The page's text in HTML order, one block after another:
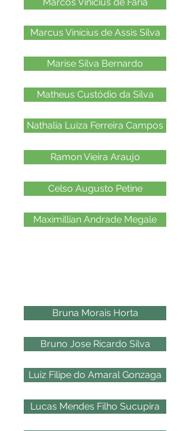
Marcus Vinícius de Assis Silva
Marise Silva Bernardo
Matheus Custódio da Silva
Nathalia Luiza Ferreira Campos
Ramon Vieira Araujo
Celso Augusto Petine
Maximillian Andrade Megale
Bruna Morais Horta
Bruno Jose Ricardo Silva
Luiz Filipe do Amaral Gonzaga
Lucas Mendes Filho Sucupira